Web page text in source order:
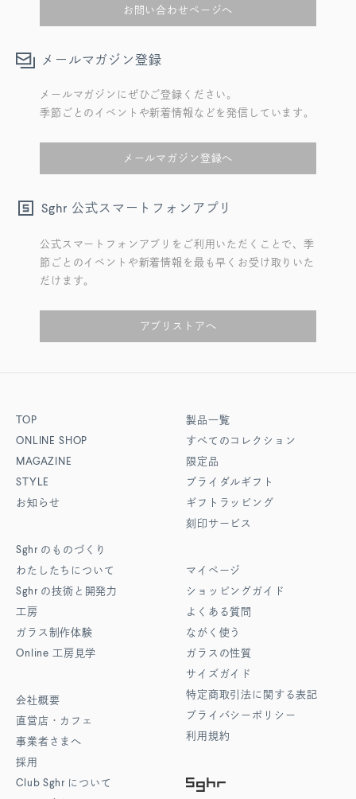
お問い合わせページへ
メールマガジン登録
メールマガジンにぜひご登録ください。
季節ごとのイベントや新着情報などを発信しています。
メールマガジン登録へ
Sghr 公式スマートフォンアプリ
公式スマートフォンアプリをご利用いただくことで、季
節ごとのイベントや新着情報を最も早くお受け取りいた
だけます。
アプリストアへ
TOP
ONLINE SHOP
MAGAZINE
STYLE
お知らせ
Sghr のものづくり
わたしたちについて
Sghr の技術と開発力
工房
ガラス制作体験
Online 工房見学
会社概要
直営店・カフェ
事業者さまへ
採用
Club Sghr について
製品一覧
すべてのコレクション
限定品
ブライダルギフト
ギフトラッピング
刻印サービス
マイページ
ショッピングガイド
よくある質問
ながく使う
ガラスの性質
サイズガイド
特定商取引法に関する表記
プライバシーポリシー
利用規約